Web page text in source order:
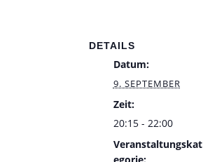
DETAILS
Datum:
9. SEPTEMBER
Zeit:
20:15 - 22:00
Veranstaltungskat